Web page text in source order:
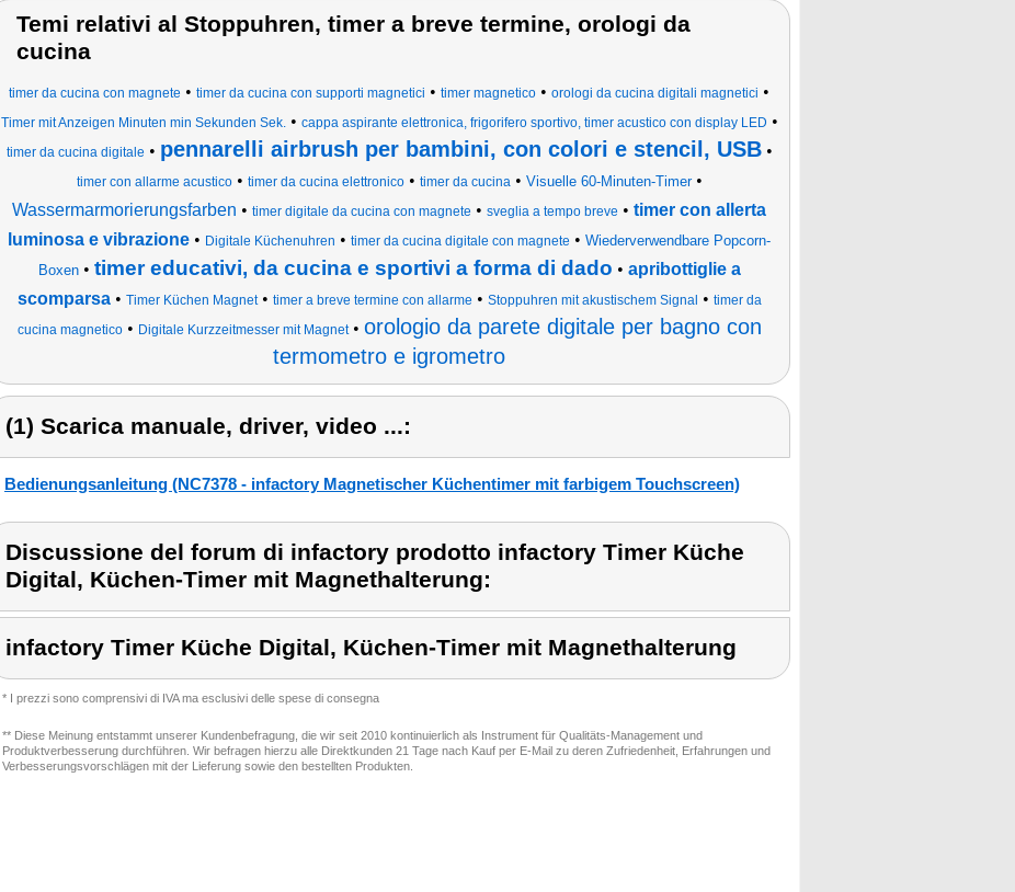
Temi relativi al Stoppuhren, timer a breve termine, orologi da
cucina
timer da cucina con magnete • timer da cucina con supporti magnetici • timer magnetico • orologi da cucina digitali magnetici •
Timer mit Anzeigen Minuten min Sekunden Sek. • cappa aspirante elettronica, frigorifero sportivo, timer acustico con display LED •
timer da cucina digitale • pennarelli airbrush per bambini, con colori e stencil, USB•
timer con allarme acustico• timer da cucina elettronico• timer da cucina • Visuelle 60-Minuten-Timer•
Wassermarmorierungsfarben • timer digitale da cucina con magnete • sveglia a tempo breve • timer con allerta
luminosa e vibrazione • Digitale Küchenuhren • timer da cucina digitale con magnete • Wiederverwendbare Popcorn-
Boxen• timer educativi, da cucina e sportivi a forma di dado • apribottiglie a
scomparsa• Timer Küchen Magnet• timer a breve termine con allarme • Stoppuhren mit akustischem Signal • timer da
cucina magnetico• Digitale Kurzzeitmesser mit Magnet• orologio da parete digitale per bagno con
termometro e igrometro
(1) Scarica manuale, driver, video ...:
Bedienungsanleitung (NC7378 - infactory Magnetischer Küchentimer mit farbigem Touchscreen)
Discussione del forum di infactory prodotto infactory Timer Küche
Digital, Küchen-Timer mit Magnethalterung:
infactory Timer Küche Digital, Küchen-Timer mit Magnethalterung
* I prezzi sono comprensivi di IVA ma esclusivi delle spese di consegna
** Diese Meinung entstammt unserer Kundenbefragung, die wir seit 2010 kontinuierlich als Instrument für Qualitäts-Management und
Produktverbesserung durchführen. Wir befragen hierzu alle Direktkunden 21 Tage nach Kauf per E-Mail zu deren Zufriedenheit, Erfahrungen und
Verbesserungsvorschlägen mit der Lieferung sowie den bestellten Produkten.